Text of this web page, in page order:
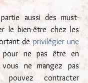
aussi des must-
le bien-être chez les
de privilégier une
ne pas être en
vous ne mangez pas
pouvez contracter